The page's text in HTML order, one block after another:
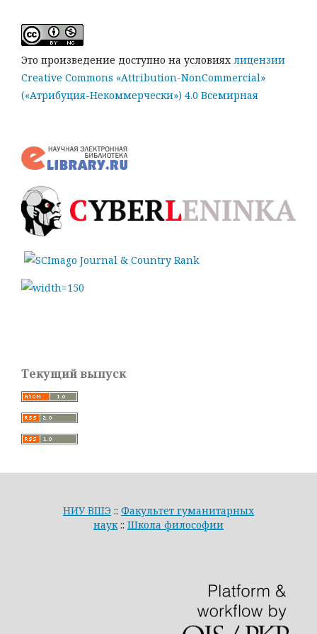
Это произведение доступно на условиях лицензии
Creative Commons «Attribution-NonCommercial»
(«Атрибуция-Некоммерчески») 4.0 Всемирная
Текущий выпуск
НИУ ВШЭ :: Факультет гуманитарных
наук:: Школа философии